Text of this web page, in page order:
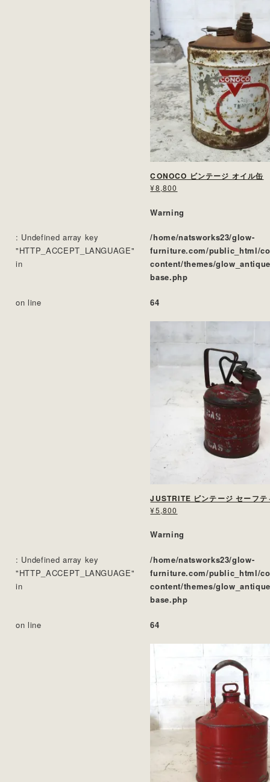
CONOCO ビンテージ オイル缶
¥8,800
Warning
: Undefined array key
"HTTP_ACCEPT_LANGUAGE"
in
/home/natsworks23/glow-
furniture.com/public_html/
content/themes/
base.php
on line 64
JUSTRITE ビンテージ セーフテ
¥5,800
Warning
: Undefined array key
"HTTP_ACCEPT_LANGUAGE"
in
/home/natsworks23/glow-
furniture.com/public_html/
content/themes/
base.php
on line 64